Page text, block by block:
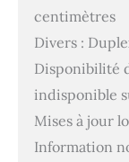
centimètres
Divers :
Disponibilité
indisponible
Mises à jour
Information